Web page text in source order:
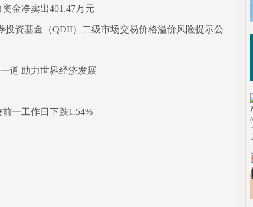
金净卖出401.47万元
资基金（QDII）二级市场交易价格溢价风险提示公
道 助力世界经济发展
一工作日下跌1.54%